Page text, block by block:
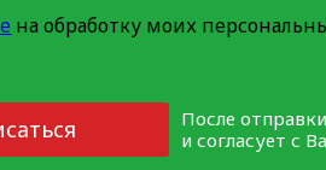
на обработку моих
После
и согласует с